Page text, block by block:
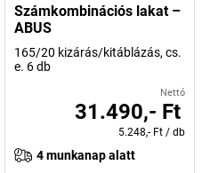
Számkombinációs lakat –
ABUS
165/20 kizárás/kitáblázás, cs.
e. 6 db
Nettó
31.490,- Ft
5.248,- Ft / db
4 munkanap alatt